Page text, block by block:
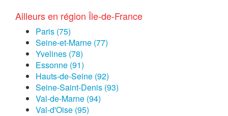
Ailleurs en région Île-de-France
Paris (75)
Seine-et-Marne (77)
Yvelines (78)
Essonne (91)
Hauts-de-Seine (92)
Seine-Saint-Denis (93)
Val-de-Marne (94)
Val-d'Oise (95)